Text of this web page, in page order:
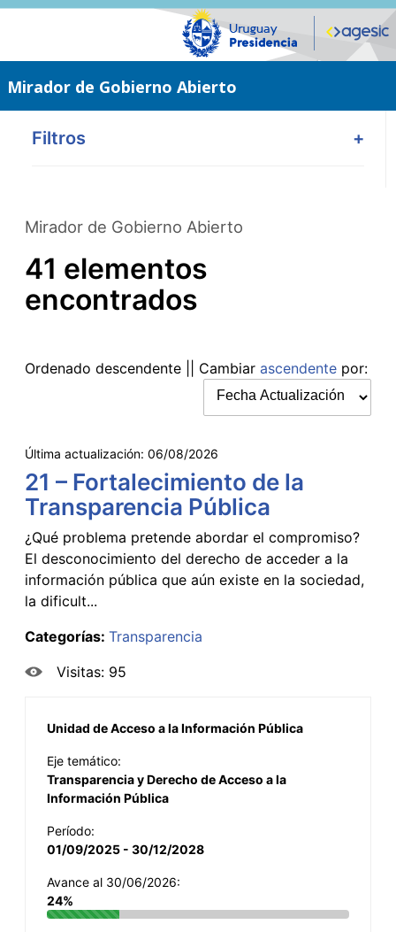
Saltar
Mirador de Gobierno Abierto
Filtros +
Mirador de Gobierno Abierto
41 elementos
encontrados
Ordenado descendente || Cambiar ascendente por:
Última actualización: 06/08/2026
21 – Fortalecimiento de la
Transparencia Pública
¿Qué problema pretende abordar el compromiso?
El desconocimiento del derecho de acceder a la
información pública que aún existe en la sociedad,
la dificult...
Categorías: Transparencia
Visitas: 95
Unidad de Acceso a la Información Pública
Eje temático:
Transparencia y Derecho de Acceso a la
Información Pública
Período:
01/09/2025 - 30/12/2028
Avance al 30/06/2026:
24%